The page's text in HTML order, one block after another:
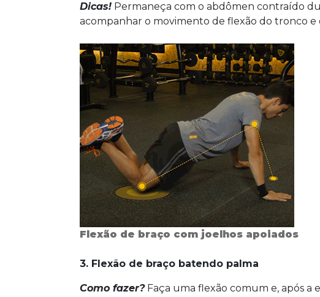
Dicas!Permaneça com o abdômen contraído
acompanhar o movimento de flexão do tronco e
Flexão de braço com joelhos apoiados
3. Flexão de braço batendo palma
Como fazer?Faça uma flexão comum e, após a